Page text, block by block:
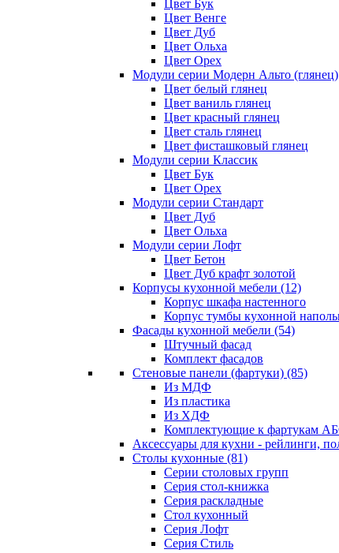
Цвет Бук
Цвет Венге
Цвет Дуб
Цвет Ольха
Цвет Орех
Модули серии Модерн Альто (глянец)
Цвет белый глянец
Цвет ваниль глянец
Цвет красный глянец
Цвет сталь глянец
Цвет фисташковый глянец
Модули серии Классик
Цвет Бук
Цвет Орех
Модули серии Стандарт
Цвет Дуб
Цвет Ольха
Модули серии Лофт
Цвет Бетон
Цвет Дуб крафт золотой
Корпусы кухонной мебели (12)
Корпус шкафа настенного
Корпус тумбы кухонной
Фасады кухонной мебели (54)
Штучный фасад
Комплект фасадов
Стеновые панели (фартуки) (85)
Из МДФ
Из пластика
Из ХДФ
Комплектующие к фартукам
Аксессуары для кухни - рейлинги,
Столы кухонные (81)
Серии столовых групп
Серия стол-книжка
Серия раскладные
Стол кухонный
Серия Лофт
Серия Стиль